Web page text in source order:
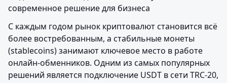
современное решение для бизнеса
С каждым годом рынок криптовалют становится всё
более востребованным, а стабильные монеты
(stablecoins) занимают ключевое место в работе
онлайн-обменников. Одним из самых популярных
решений является подключение USDT в сети TRC-20,